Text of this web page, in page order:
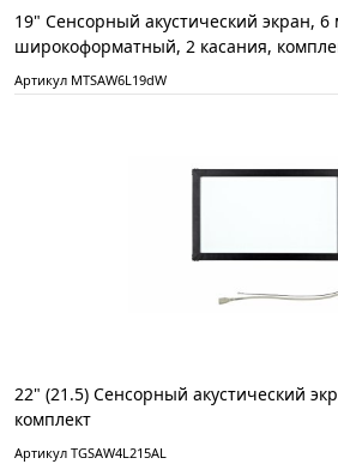
19" Сенсорный акустический экран, 6
широкоформатный, 2 касания,
Артикул MTSAW6L19dW
22" (21.5) Сенсорный акустический
комплект
Артикул TGSAW4L215AL